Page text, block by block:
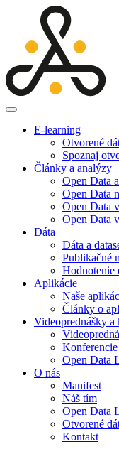
E-learning
Otvorené
Spoznaj
Články a analýzy
Open Data
Open Data
Open Data
Open Data
Dáta
Dáta a
Publikačné
Hodnotenie
Aplikácie
Naše
Články o
Videoprednášky a
Konferencie
Open Data
O nás
Manifest
Náš tím
Open Data
Otvorené
Kontakt